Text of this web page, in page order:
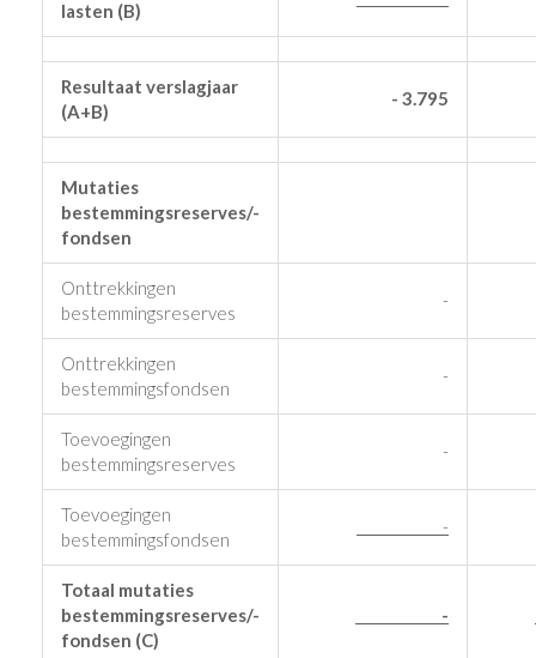
lasten (B)
Resultaat verslagjaar
(A+B)
- 3.795
Mutaties
bestemmingsreserves/-
fondsen
Onttrekkingen
bestemmingsreserves
-
Onttrekkingen
bestemmingsfondsen
-
Toevoegingen
bestemmingsreserves
-
Toevoegingen
bestemmingsfondsen
-
Totaal mutaties
bestemmingsreserves/-
fondsen (C)
-